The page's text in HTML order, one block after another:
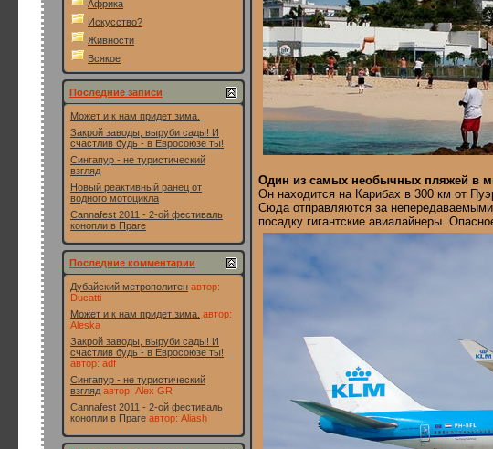
Один из самых необычных пляжей в
Он находится на Карибах в 300 км от
Сюда отправляются за
посадку гигантские авиалайнеры.
Африка
Искусство?
Живности
Всякое
Последние записи
Может и к нам придет зима.
Закрой заводы, выруби сады! И
счастлив будь - в Евросоюзе ты!
Сингапур - не туристический
взгляд
Новый реактивный ранец от
водного мотоцикла
Cannafest 2011 - 2-ой фестиваль
конопли в Праге
Последние комментарии
Дубайский метрополитен автор:
Ducatti
Может и к нам придет зима. автор:
Aleska
Закрой заводы, выруби сады! И
счастлив будь - в Евросоюзе ты!
автор: adf
Сингапур - не туристический
взгляд автор: Alex GR
Cannafest 2011 - 2-ой фестиваль
конопли в Праге автор: Aliash